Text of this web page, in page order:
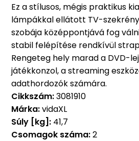
Ez a stílusos, mégis praktikus
lámpákkal ellátott TV-
szobája középpontjává fog
stabil felépítése rendkívül
Rengeteg hely marad a DVD-
játékkonzol, a streaming
adathordozók számára.
Cikkszám:3081910
Márka:vidaXL
Súly [kg]: 41,7
Csomagok száma:2